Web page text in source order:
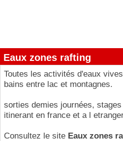
Eaux zones rafting
Toutes les activités d'eaux
bains entre lac et montagnes.
sorties demies journées,
itinerant en france et a l
Consultez le site Eaux zones